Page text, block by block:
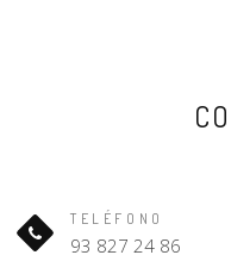
TELÉFONO
93 827 24 86